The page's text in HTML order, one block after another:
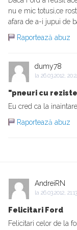
nu e mic totusi,ce
afara de a-i jupui de
Raportează abuz
dumy78
la 26.03.2012,
"pneuri cu
Eu cred ca la
Raportează abuz
AndreiRN
la 26.03.2012, 21:13
Felicitari Ford
Felicitari celor de la